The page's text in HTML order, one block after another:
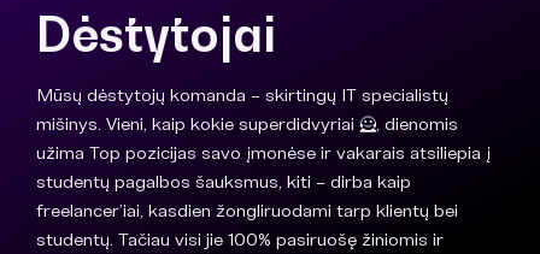
Dėstytojai
Mūsų dėstytojų komanda – skirtingų IT specialistų
mišinys. Vieni, kaip kokie superdidvyriai 🦸, dienomis
užima Top pozicijas savo įmonėse ir vakarais atsiliepia į
studentų pagalbos šauksmus, kiti – dirba kaip
freelancer’iai, kasdien žongliruodami tarp klientų bei
studentų. Tačiau visi jie 100% pasiruošę žiniomis ir